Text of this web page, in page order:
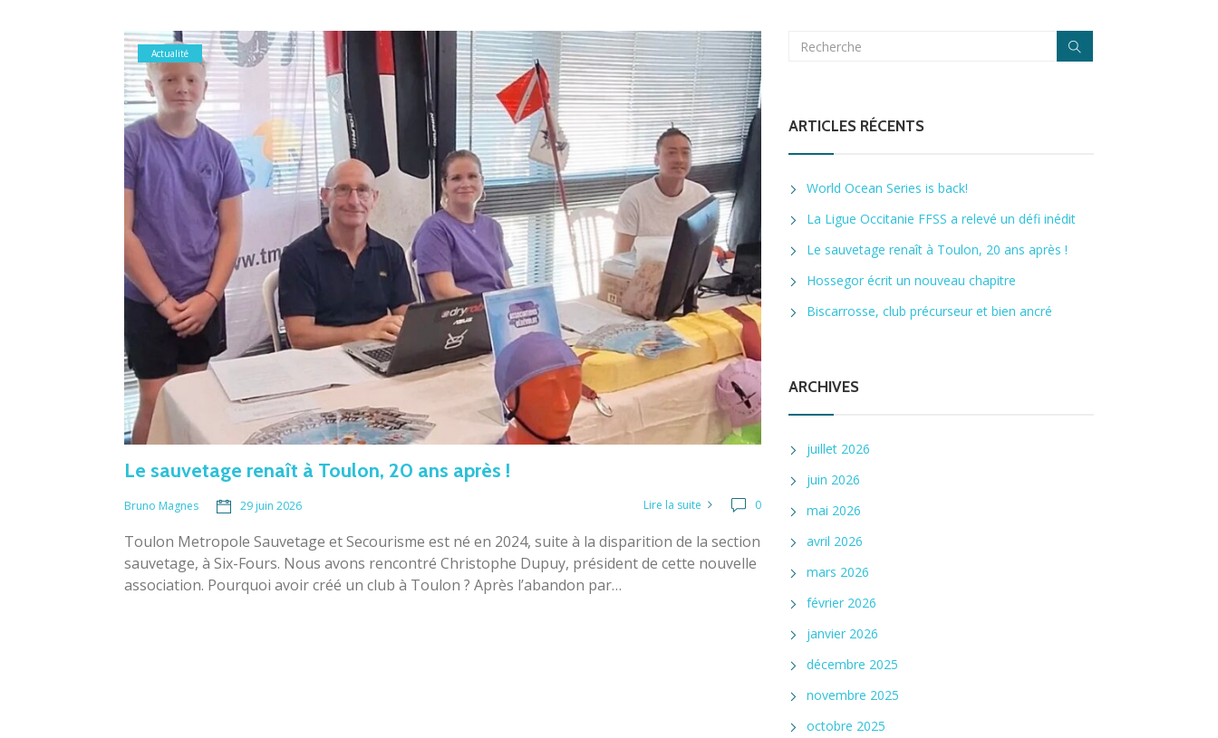
Actualité
Le sauvetage renaît à Toulon, 20 ans après !
Bruno Magnes 29 juin 2026 0
Lire la suite
Toulon Metropole Sauvetage et Secourisme est né en 2024, suite à la disparition de la section
sauvetage, à Six-Fours. Nous avons rencontré Christophe Dupuy, président de cette nouvelle
association. Pourquoi avoir créé un club à Toulon ? Après l’abandon par…
ARTICLES RÉCENTS
World Ocean Series is back!
La Ligue Occitanie FFSS a relevé un défi inédit
Le sauvetage renaît à Toulon, 20 ans après !
Hossegor écrit un nouveau chapitre
Biscarrosse, club précurseur et bien ancré
ARCHIVES
juillet 2026
juin 2026
mai 2026
avril 2026
mars 2026
février 2026
janvier 2026
décembre 2025
novembre 2025
octobre 2025